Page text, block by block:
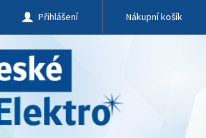
Přihlášení Nákupní košík